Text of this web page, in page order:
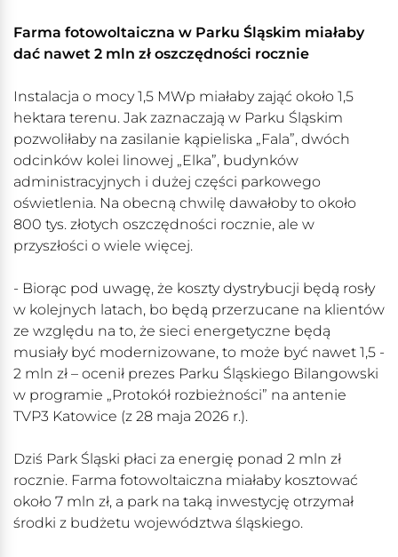
Farma fotowoltaiczna w Parku Śląskim miałaby
dać nawet 2 mln zł oszczędności rocznie
Instalacja o mocy 1,5 MWp miałaby zająć około 1,5
hektara terenu. Jak zaznaczają w Parku Śląskim
pozwoliłaby na zasilanie kąpieliska „Fala”, dwóch
odcinków kolei linowej „Elka”, budynków
administracyjnych i dużej części parkowego
oświetlenia. Na obecną chwilę dawałoby to około
800 tys. złotych oszczędności rocznie, ale w
przyszłości o wiele więcej.
- Biorąc pod uwagę, że koszty dystrybucji będą rosły
w kolejnych latach, bo będą przerzucane na klientów
ze względu na to, że sieci energetyczne będą
musiały być modernizowane, to może być nawet 1,5 -
2 mln zł – ocenił prezes Parku Śląskiego Bilangowski
w programie „Protokół rozbieżności” na antenie
TVP3 Katowice (z 28 maja 2026 r.).
Dziś Park Śląski płaci za energię ponad 2 mln zł
rocznie. Farma fotowoltaiczna miałaby kosztować
około 7 mln zł, a park na taką inwestycję otrzymał
środki z budżetu województwa śląskiego.